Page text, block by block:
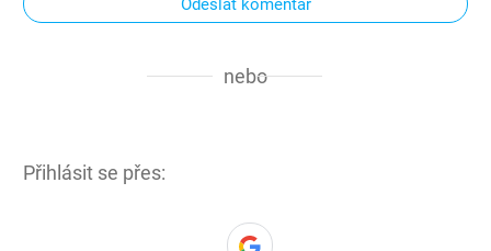
Odeslat komentář
nebo
Přihlásit se přes: